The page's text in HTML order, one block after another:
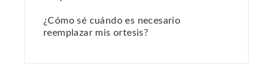
¿Cómo sé cuándo es necesario
reemplazar mis ortesis?